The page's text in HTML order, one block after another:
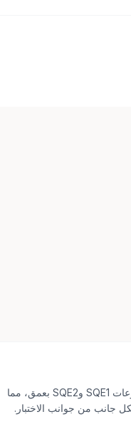
تغطي دوراتنا جميع موضوعات SQE1 وSQE2 بعمق، مما
جانب من جوانب الاختبار.